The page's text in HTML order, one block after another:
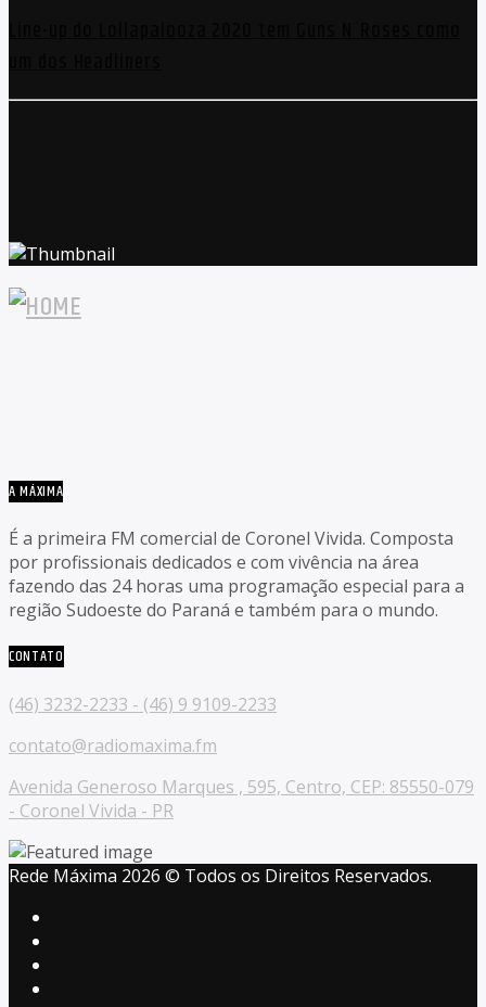
A MÁXIMA
É a primeira FM comercial de Coronel Vivida. Composta
por profissionais dedicados e com vivência na área
fazendo das 24 horas uma programação especial para a
região Sudoeste do Paraná e também para o mundo.
CONTATO
(46) 3232-2233 - (46) 9 9109-2233
contato@radiomaxima.fm
Avenida Generoso Marques , 595, Centro, CEP: 85550-079
- Coronel Vivida - PR
Rede Máxima 2026 © Todos os Direitos Reservados.